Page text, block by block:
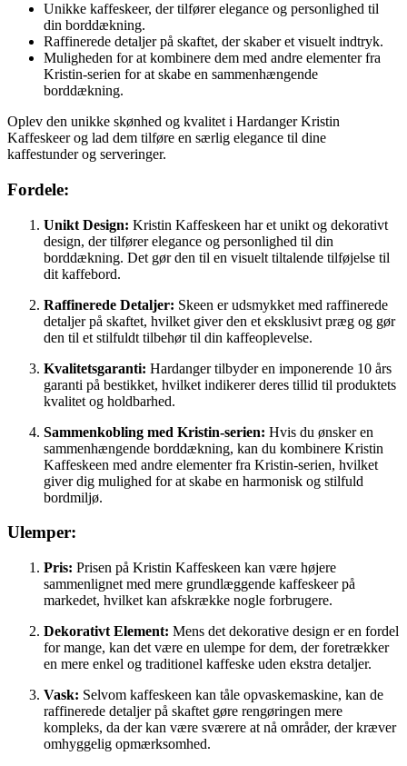
Unikke kaffeskeer, der tilfører elegance og personlighed til
din borddækning.
Raffinerede detaljer på skaftet, der skaber et visuelt indtryk.
Muligheden for at kombinere dem med andre elementer fra
Kristin-serien for at skabe en sammenhængende
borddækning.
Oplev den unikke skønhed og kvalitet i Hardanger Kristin
Kaffeskeer og lad dem tilføre en særlig elegance til dine
kaffestunder og serveringer.
Fordele:
Unikt Design: Kristin Kaffeskeen har et unikt og dekorativt
design, der tilfører elegance og personlighed til din
borddækning. Det gør den til en visuelt tiltalende tilføjelse til
dit kaffebord.
Raffinerede Detaljer: Skeen er udsmykket med raffinerede
detaljer på skaftet, hvilket giver den et eksklusivt præg og gør
den til et stilfuldt tilbehør til din kaffeoplevelse.
Kvalitetsgaranti: Hardanger tilbyder en imponerende 10 års
garanti på bestikket, hvilket indikerer deres tillid til produktets
kvalitet og holdbarhed.
Sammenkobling med Kristin-serien: Hvis du ønsker en
sammenhængende borddækning, kan du kombinere Kristin
Kaffeskeen med andre elementer fra Kristin-serien, hvilket
giver dig mulighed for at skabe en harmonisk og stilfuld
bordmiljø.
Ulemper:
Pris: Prisen på Kristin Kaffeskeen kan være højere
sammenlignet med mere grundlæggende kaffeskeer på
markedet, hvilket kan afskrække nogle forbrugere.
Dekorativt Element: Mens det dekorative design er en fordel
for mange, kan det være en ulempe for dem, der foretrækker
en mere enkel og traditionel kaffeske uden ekstra detaljer.
Vask: Selvom kaffeskeen kan tåle opvaskemaskine, kan de
raffinerede detaljer på skaftet gøre rengøringen mere
kompleks, da der kan være sværere at nå områder, der kræver
omhyggelig opmærksomhed.